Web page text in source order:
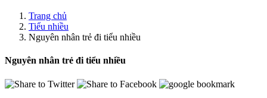
Trang chủ
Tiểu nhiều
Nguyên nhân trẻ đi tiểu nhiều
Nguyên nhân trẻ đi tiểu nhiều